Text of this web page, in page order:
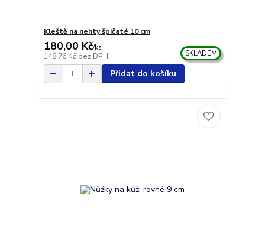
Kleště na nehty špičaté 10 cm
180,00 Kč/ks
148,76 Kč bez DPH SKLADEM
Přidat do košíku